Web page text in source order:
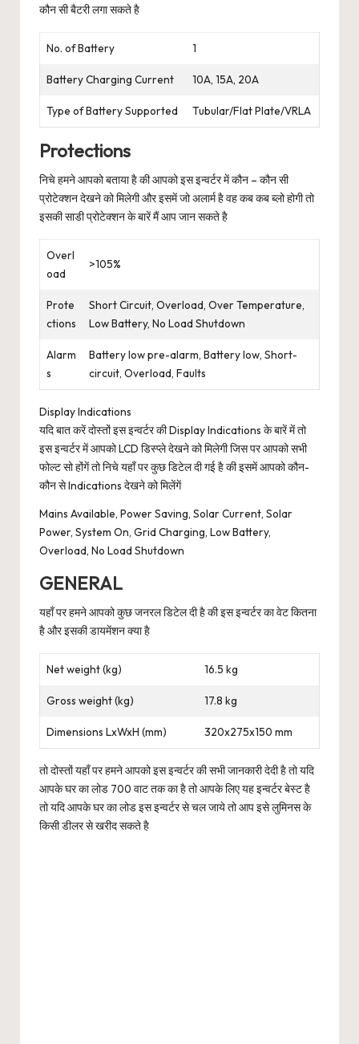
कौन सी बैटरी लगा सकते है
No. of Battery 1
Battery Charging Current 10A, 15A, 20A
Type of Battery Supported Tubular/Flat Plate/VRLA
Protections
निचे हमने आपको बताया है की आपको इस इन्वर्टर में कौन – कौन सी
प्रोटेक्शन देखने को मिलेगी और इसमें जो अलार्म है वह कब कब ब्लो होगी तो
इसकी साडी प्रोटेक्शन के बारें मैं आप जान सकते है
Overl
oad
>105%
Prote
ctions
Short Circuit, Overload, Over Temperature,
Low Battery, No Load Shutdown
Alarm
s
Battery low pre-alarm, Battery low, Short-
circuit, Overload, Faults
Display Indications
यदि बात करें दोस्तों इस इन्वर्टर की Display Indications के बारें में तो
इस इन्वर्टर में आपको LCD डिस्प्ले देखने को मिलेगी जिस पर आपको सभी
फोल्ट सो होंगें तो निचे यहाँ पर कुछ डिटेल दी गई है की इसमें आपको कौन-
कौन से Indications देखने को मिलेंगें
Mains Available, Power Saving, Solar Current, Solar
Power, System On, Grid Charging, Low Battery,
Overload, No Load Shutdown
GENERAL
यहाँ पर हमने आपको कुछ जनरल डिटेल दी है की इस इन्वर्टर का वेट कितना
है और इसकी डायमेंशन क्या है
Net weight (kg) 16.5 kg
Gross weight (kg) 17.8 kg
Dimensions LxWxH (mm) 320x275x150 mm
तो दोस्तों यहाँ पर हमने आपको इस इन्वर्टर की सभी जानकारी देदी है तो यदि
आपके घर का लोड 700 वाट तक का है तो आपके लिए यह इन्वर्टर बेस्ट है
तो यदि आपके घर का लोड इस इन्वर्टर से चल जाये तो आप इसे लुमिनस के
किसी डीलर से खरीद सकते है